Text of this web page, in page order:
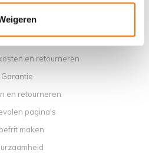
voorwaarden
en retourneren
Garantie
en retourneren
pagina's
maken